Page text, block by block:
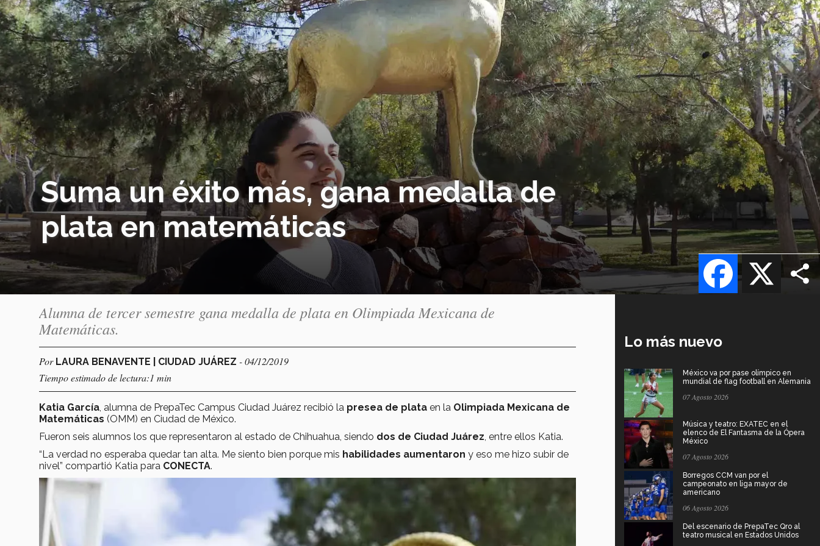
Suma un éxito más, gana medalla de
plata en matemáticas
X
Facebook
Alumna de tercer semestre gana medalla de plata en Olimpiada Mexicana de
Matemáticas.
Por LAURA BENAVENTE | CIUDAD JUÁREZ - 04/12/2019
Tiempo estimado de lectura:1 min
Katia García , alumna de PrepaTec Campus Ciudad Juárez recibió la presea de plata en la Olimpiada Mexicana de
Matemáticas (OMM) en Ciudad de México.
Fueron seis alumnos los que representaron al estado de Chihuahua, siendo dos de Ciudad Juárez , entre ellos Katia.
“La verdad no esperaba quedar tan alta. Me siento bien porque mis habilidades aumentaron y eso me hizo subir de
nivel” compartió Katia para CONECTA.
Lo más nuevo
México va por pase olímpico en
mundial de flag football en Alemania
07 Agosto 2026
Música y teatro: EXATEC en el
elenco de El Fantasma de la Ópera
México
07 Agosto 2026
Borregos CCM van por el
campeonato en liga mayor de
americano
06 Agosto 2026
Del escenario de PrepaTec Qro al
teatro musical en Estados Unidos